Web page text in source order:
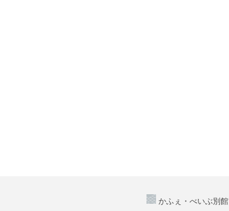
かふぇ・べいぶ別館